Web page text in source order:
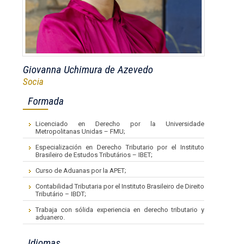
Giovanna Uchimura de Azevedo
Socia
Formada
Licenciado en Derecho por la Universidade
Metropolitanas Unidas – FMU;
Especialización en Derecho Tributario por el Instituto
Brasileiro de Estudos Tributários – IBET;
Curso de Aduanas por la APET;
Contabilidad Tributaria por el Instituto Brasileiro de Direito
Tributário – IBDT;
Trabaja con sólida experiencia en derecho tributario y
aduanero.